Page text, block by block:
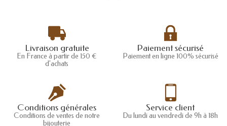
Livraison gratuite
En France à partir de 150 €
d'achats
Paiement sécurisé
Paiement en ligne 100% sécurisé
Conditions générales
Conditions de ventes de notre
bijouterie
Service client
Du lundi au vendredi de 9h à 18h